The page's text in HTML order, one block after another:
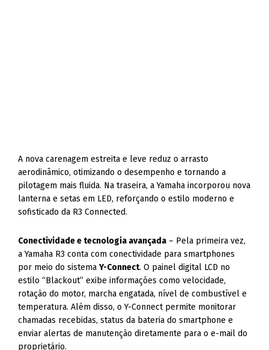
A nova carenagem estreita e leve reduz o arrasto
aerodinâmico, otimizando o desempenho e tornando a
pilotagem mais fluida. Na traseira, a Yamaha incorporou nova
lanterna e setas em LED, reforçando o estilo moderno e
sofisticado da R3 Connected.
Conectividade e tecnologia avançada – Pela primeira vez,
a Yamaha R3 conta com conectividade para smartphones
por meio do sistemaY-Connect. O painel digital LCD no
estilo “Blackout” exibe informações como velocidade,
rotação do motor, marcha engatada, nível de combustível e
temperatura. Além disso, o Y-Connect permite monitorar
chamadas recebidas, status da bateria do smartphone e
enviar alertas de manutenção diretamente para o e-mail do
proprietário.